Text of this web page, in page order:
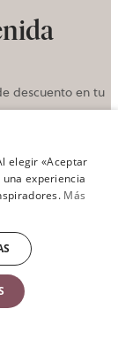
descuento en tu
sobre
elegir «Aceptar
experiencia
Más